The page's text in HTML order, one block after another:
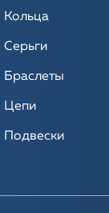
Кольца
Серьги
Браслеты
Цепи
Подвески